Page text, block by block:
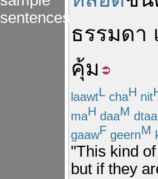
sentences
ธรรมดา
คุ้ม
laawtL chaH nit
maH daaM
gaawF geernM
"This kind
but if they